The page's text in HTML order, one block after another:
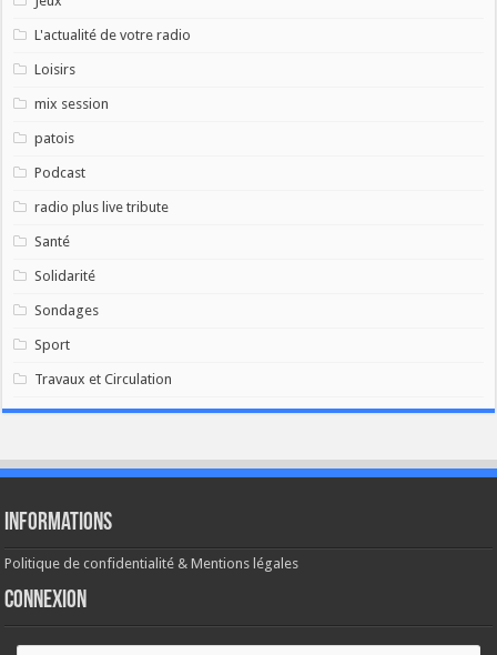
L'actualité de votre radio
Loisirs
mix session
patois
Podcast
radio plus live tribute
Santé
Solidarité
Sondages
Sport
Travaux et Circulation
Informations
Politique de confidentialité & Mentions légales
Connexion